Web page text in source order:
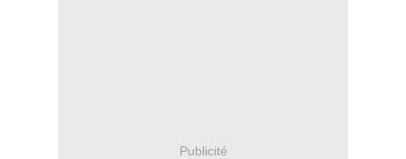
Publicité